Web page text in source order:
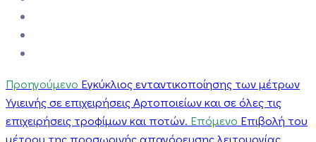
Προηγούμενο Εγκύκλιος ενταντικοποίησης των μέτρων
Υγιεινής σε επιχειρήσεις Αρτοποιείων και σε όλες τις
επιχειρήσεις τροφίμων και ποτών. Επόμενο Επιβολή του
μέτρου της προσωρινής απαγόρευσης λειτουργίας